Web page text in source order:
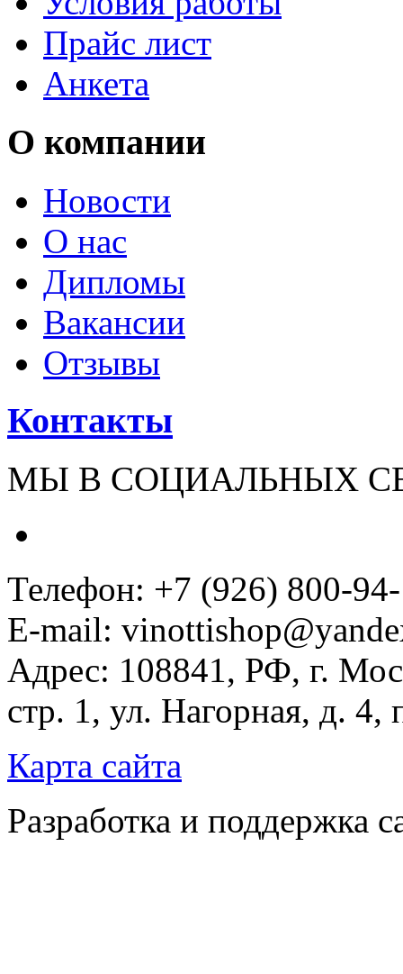
Прайс лист
Анкета
О компании
Новости
О нас
Дипломы
Вакансии
Отзывы
Контакты
МЫ В СОЦИАЛЬНЫХ
Телефон: +7 (926) 800-
E-mail:
Адрес: 108841, РФ, г.
стр. 1, ул. Нагорная, д.
Карта сайта
Разработка и поддержка